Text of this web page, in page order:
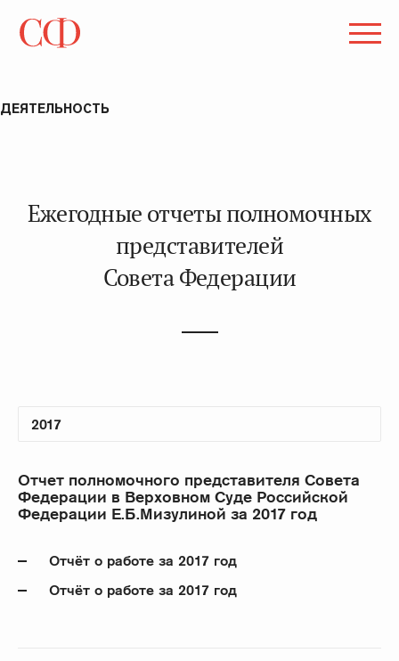
ДЕЯТЕЛЬНОСТЬ
Ежегодные отчеты полномочных
представителей
Совета Федерации
Отчет полномочного представителя Совета
Федерации в Верховном Суде Российской
Федерации Е.Б.Мизулиной за 2017 год
Отчёт о работе за 2017 год
Отчёт о работе за 2017 год